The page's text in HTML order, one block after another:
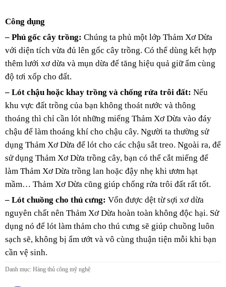
Công dụng
– Phủ gốc cây trồng: Chúng ta phủ một lớp Thảm Xơ Dừa
với diện tích vừa đủ lên gốc cây trồng. Có thể dùng kết hợp
thêm lưới xơ dừa và mụn dừa để tăng hiệu quả giữ ẩm cùng
độ tơi xốp cho đất.
– Lót chậu hoặc khay trồng và chống rửa trôi đất: Nếu
khu vực đất trồng của bạn không thoát nước và thông
thoáng thì chỉ cần lót những miếng Thảm Xơ Dừa vào đáy
chậu để làm thoáng khí cho chậu cây. Người ta thường sử
dụng Thảm Xơ Dừa để lót cho các chậu sắt treo. Ngoài ra, để
sử dụng Thảm Xơ Dừa trồng cây, bạn có thể cắt miếng để
làm Thảm Xơ Dừa trồng lan hoặc đậy nhẹ khi ươm hạt
mầm… Thảm Xơ Dừa cũng giúp chống rửa trôi đất rất tốt.
– Lót chuồng cho thú cưng: Vốn được dệt từ sợi xơ dừa
nguyên chất nên Thảm Xơ Dừa hoàn toàn không độc hại. Sử
dụng nó để lót làm thảm cho thú cưng sẽ giúp chuồng luôn
sạch sẽ, không bị ẩm ướt và vô cùng thuận tiện mỗi khi bạn
cần vệ sinh.
Danh mục: Hàng thủ công mỹ nghệ